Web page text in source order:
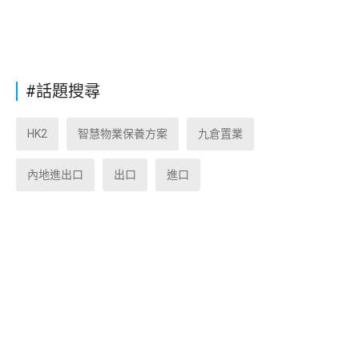
#話題搜尋
HK2 智慧物業保養方案 九倉置業
內地進出口 出口 進口